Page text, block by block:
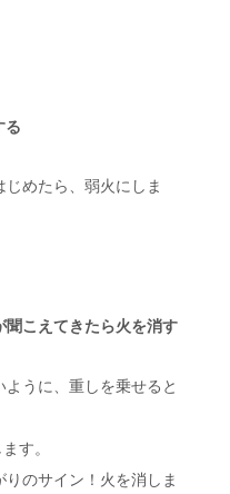
る
めたら、弱火にしま
こえてきたら火を消す
うに、重しを乗せると
す。
のサイン！火を消しま